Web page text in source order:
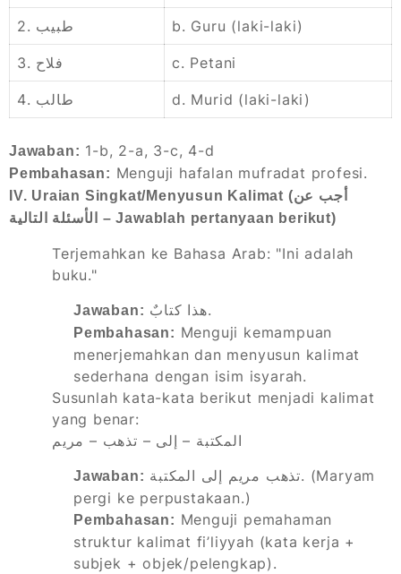
2. طبيب b. Guru (laki-laki)
3. فلاح c. Petani
4. طالب d. Murid (laki-laki)
Jawaban: 1-b, 2-a, 3-c, 4-d
Pembahasan: Menguji hafalan mufradat profesi.
IV. Uraian Singkat/Menyusun Kalimat (أجب عن
الأسئلة التالية – Jawablah pertanyaan berikut)
Terjemahkan ke Bahasa Arab: "Ini adalah
buku."
Jawaban: هذا كتابٌ.
Pembahasan: Menguji kemampuan
menerjemahkan dan menyusun kalimat
sederhana dengan isim isyarah.
Susunlah kata-kata berikut menjadi kalimat
yang benar:
المكتبة – إلى – تذهب – مريم
Jawaban:
pergi ke perpustakaan.)
Pembahasan: Menguji pemahaman
struktur kalimat fi’liyyah (kata kerja +
subjek + objek/pelengkap).